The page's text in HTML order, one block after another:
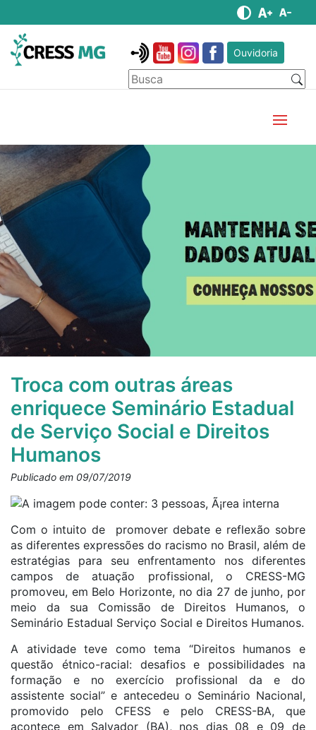
Ouvidoria
Troca com outras áreas
enriquece Seminário Estadual
de Serviço Social e Direitos
Humanos
Publicado em 09/07/2019
Com o intuito de promover debate e reflexão sobre
as diferentes expressões do racismo no Brasil, além de
estratégias para seu enfrentamento nos diferentes
campos de atuação profissional, o CRESS-MG
promoveu, em Belo Horizonte, no dia 27 de junho, por
meio da sua Comissão de Direitos Humanos, o
Seminário Estadual Serviço Social e Direitos Humanos.
A atividade teve como tema “Direitos humanos e
questão étnico-racial: desafios e possibilidades na
formação e no exercício profissional da e do
assistente social” e antecedeu o Seminário Nacional,
promovido pelo CFESS e pelo CRESS-BA, que
acontece em Salvador (BA), nos dias 08 e 09 de